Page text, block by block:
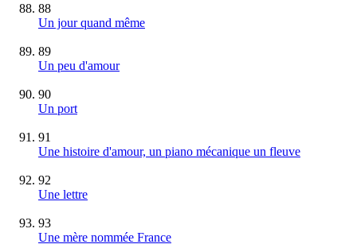
88
Un jour quand même
89
Un peu d'amour
90
Un port
91
Une histoire d'amour, un piano mécanique un fleuve
92
Une lettre
93
Une mère nommée France